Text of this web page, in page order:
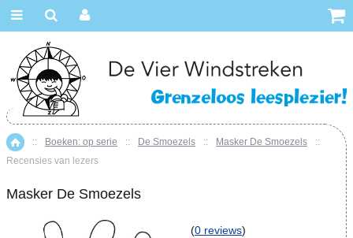
Home
:: Boeken: op serie :: De Smoezels :: Masker De Smoezels
::
Recensies van lezers
Masker De Smoezels
(0 reviews)